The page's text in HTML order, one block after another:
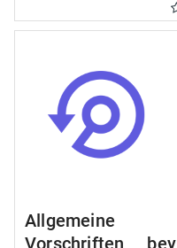
Allgemeine
Vorschriften bey